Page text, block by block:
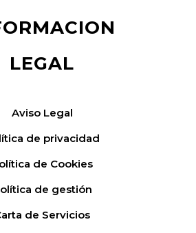
LEGAL
Aviso Legal
de privacidad
de Cookies
de gestión
de Servicios